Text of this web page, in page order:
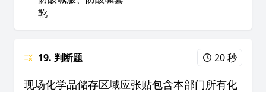
靴
19. 判断题 20 秒
现场化学品储存区域应张贴包含本部门所有化